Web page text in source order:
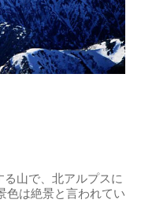
山で、北アルプスに
色は絶景と言われてい